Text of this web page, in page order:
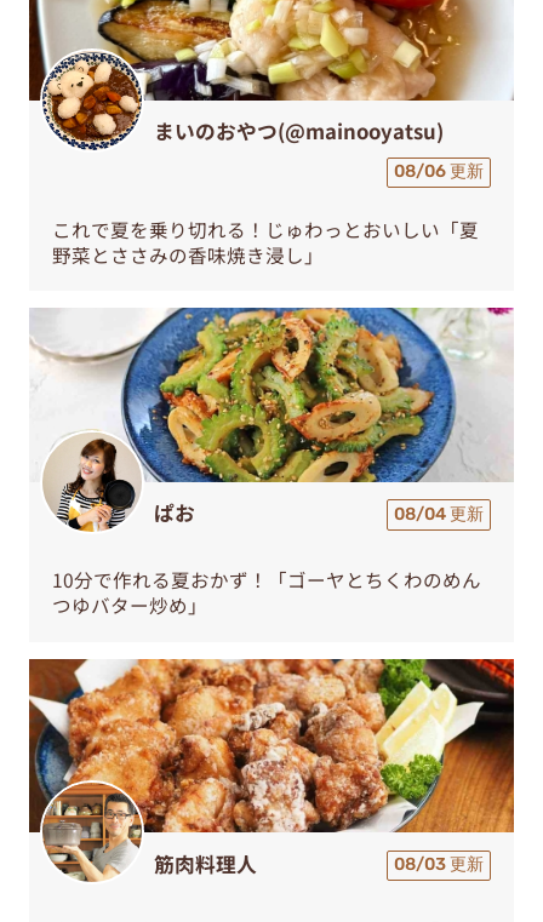
まいのおやつ(@mainooyatsu)
08/06 更新
これで夏を乗り切れる！じゅわっとおいしい「夏
野菜とささみの香味焼き浸し」
ぱお 08/04 更新
10分で作れる夏おかず！「ゴーヤとちくわのめん
つゆバター炒め」
筋肉料理人 08/03 更新